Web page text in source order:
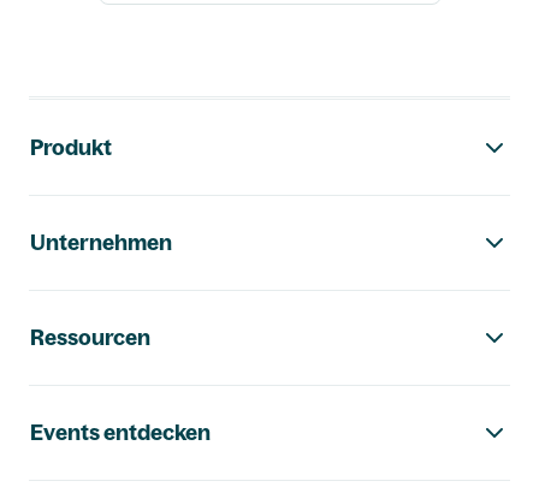
Produkt
Unternehmen
Ressourcen
Events entdecken